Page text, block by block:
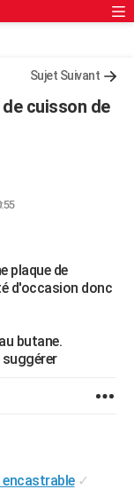
Sujet Suivant
cuisson de
plaque de
d'occasion donc
butane.
encastrable ✓